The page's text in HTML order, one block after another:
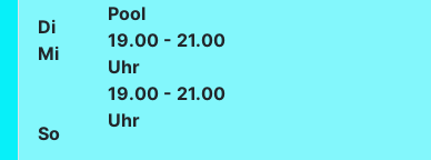
Di
Mi
So
Pool
19.00 - 21.00
Uhr
19.00 - 21.00
Uhr